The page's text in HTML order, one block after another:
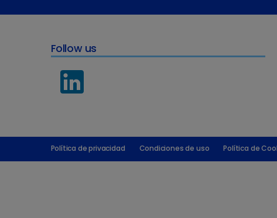
Follow us
Política de privacidad Condiciones de uso Política de